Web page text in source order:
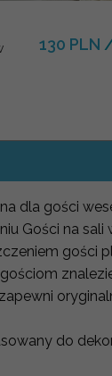
130 PLN
dla gości
Gości na sali
gości
do